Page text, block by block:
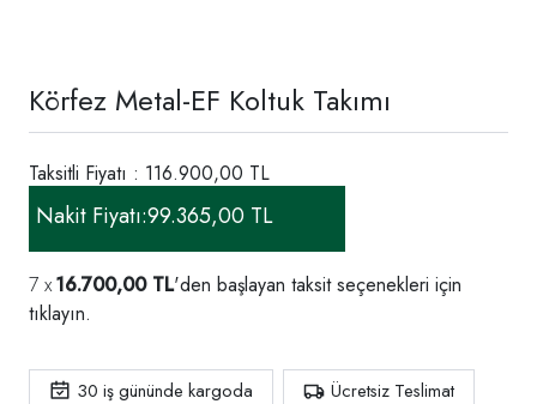
Körfez Metal-EF Koltuk Takımı
Taksitli Fiyatı : 116.900,00 TL
Nakit Fiyatı:99.365,00 TL
16.700,00 TL'den başlayan taksit seçenekleri için
tıklayın.
30 iş gününde kargoda Ücretsiz Teslimat